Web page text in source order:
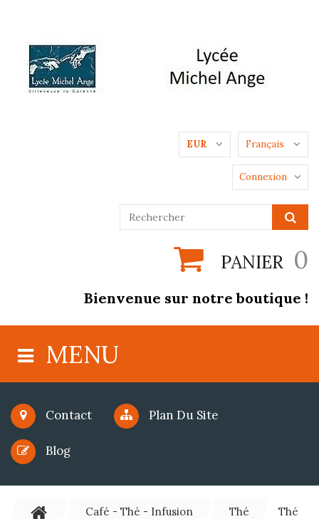
Français
EUR
Connexion
PANIER 0
Bienvenue sur notre boutique !
MENU
Contact Plan Du Site
Blog
Café - Thé - Infusion Thé Thé